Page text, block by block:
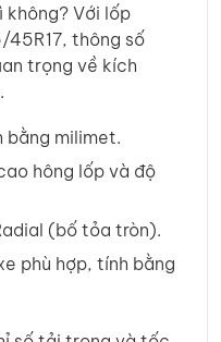
không? Với lốp
thông số
trọng về kích
bằng milimet.
hông lốp và độ
(bố tỏa tròn).
phù hợp, tính bằng